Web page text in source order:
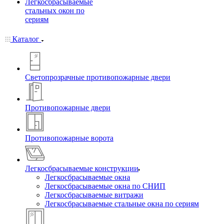
Легкосбрасываемые
стальных окон по
сериям
Каталог
Светопрозрачные противопожарные двери
Противопожарные двери
Противопожарные ворота
Легкосбрасываемые конструкции
Легкосбрасываемые окна
Легкосбрасываемые окна по СНИП
Легкосбрасываемые витражи
Легкосбрасываемые стальные окна по сериям